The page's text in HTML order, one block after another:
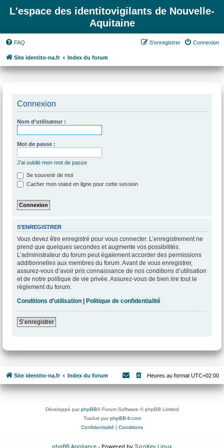
L'espace des identitovigilants de Nouvelle-
Aquitaine
FAQ Connexion
S’enregistrer
Site identito-na.fr Index du forum
Connexion
Nom d’utilisateur :
Mot de passe :
J’ai oublié mon mot de passe
Se souvenir de moi
Cacher mon statut en ligne pour cette session
S’ENREGISTRER
Vous devez être enregistré pour vous connecter. L’enregistrement ne
prend que quelques secondes et augmente vos possibilités.
L’administrateur du forum peut également accorder des permissions
additionnelles aux membres du forum. Avant de vous enregistrer,
assurez-vous d’avoir pris connaissance de nos conditions d’utilisation
et de notre politique de vie privée. Assurez-vous de bien lire tout le
règlement du forum.
Conditions d’utilisation | Politique de confidentialité
S’enregistrer
Site identito-na.fr Index du forum Heures au format UTC+02:00
Développé parphpBB® Forum Software © phpBB Limited
Traduit parphpBB-fr.com
Confidentialité | Conditions
phpBB Appliance - Powered by TurnKey Linux